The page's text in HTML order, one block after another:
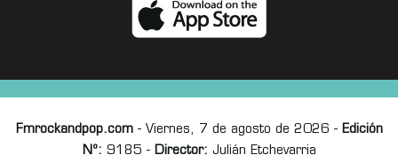
Fmrockandpop.com- Viernes, 7 de agosto de 2026 - Edición
Nº: 9185 - Director: Julián Etchevarria